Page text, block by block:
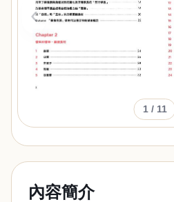
‹
1/ 11
內容簡介